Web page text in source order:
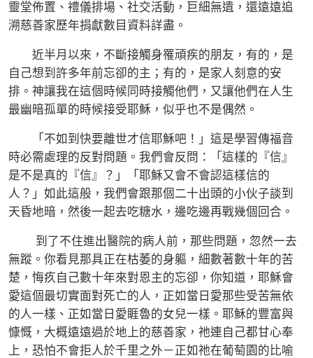
靈堂佈置、禮儀排場、社交活動，巨細無遺，還遠遠追
溯慈善家歷年捐獻數目資料詳盡。
近半月以來，不斷接觸身罹頑疾的朋友，有的，是
自己想到許多年前忘卻的主；有的，是家人刻意的安
排。神讓我在這個時候同時接觸他們，又讓他們在人生
最幽暗孤單的時候接受耶穌，似乎也不是偶然。
「不如到快要離世才信耶穌吧！」這是學習傳福音
時必需處理的反對問題。我們會反問：「這樣的『信』
是不是真的『信』？」「耶穌又會不會認這樣信的
人？」如此這般，我們會跟那個二十出頭的小伙子談到
天昏地暗，然後一起去吃糖水，邊吃邊再戰幾個回合。
到了不住進出醫院的病人前，那些問題，忽然一去
無蹤。你看見那具正在枯萎的身軀，細數著數十年的苦
楚，悔疚自己數十年來對恩主的忘卻，你知道，耶穌會
愛這個最切實面對死亡的人，正如當日愛那些受苦無依
的人一樣、正如當日愛睚魯的女兒一樣。耶穌的豐富與
慷慨，大概遠遠過於地上的慈善家，祂連自己都甘心奉
上，恐怕不會拒人於千里之外－正如祂在葡萄園的比喻